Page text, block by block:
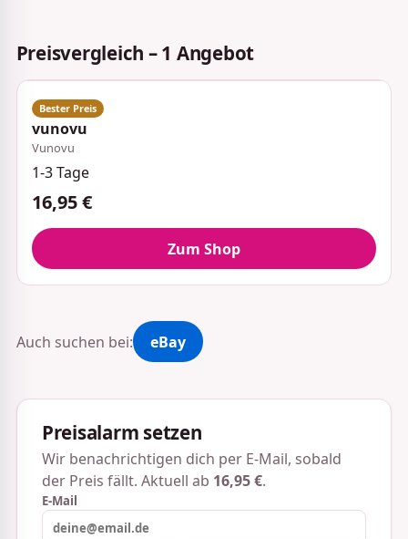
Preisvergleich – 1 Angebot
vunovu
Vunovu
1-3 Tage
16,95 €
Zum Shop
Auch suchen bei: eBay
Preisalarm setzen
Wir benachrichtigen dich per E-Mail, sobald
der Preis fällt. Aktuell ab 16,95 €.
E-Mail